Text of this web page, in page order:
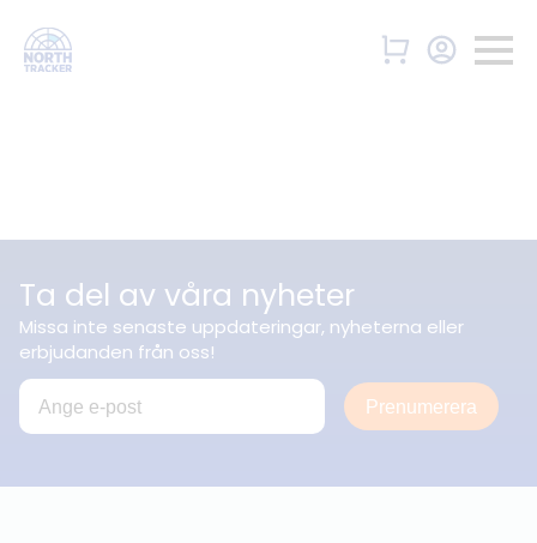
Ta del av våra nyheter
Missa inte senaste uppdateringar, nyheterna eller
erbjudanden från oss!
Prenumerera